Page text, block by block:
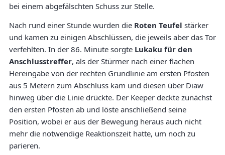
bei einem abgefälschten Schuss zur Stelle.
Nach rund einer Stunde wurden die Roten Teufel stärker
und kamen zu einigen Abschlüssen, die jeweils aber das Tor
verfehlten. In der 86. Minute sorgte Lukaku für den
Anschlusstreffer, als der Stürmer nach einer flachen
Hereingabe von der rechten Grundlinie am ersten Pfosten
aus 5 Metern zum Abschluss kam und diesen über Diaw
hinweg über die Linie drückte. Der Keeper deckte zunächst
den ersten Pfosten ab und löste anschließend seine
Position, wobei er aus der Bewegung heraus auch nicht
mehr die notwendige Reaktionszeit hatte, um noch zu
parieren.